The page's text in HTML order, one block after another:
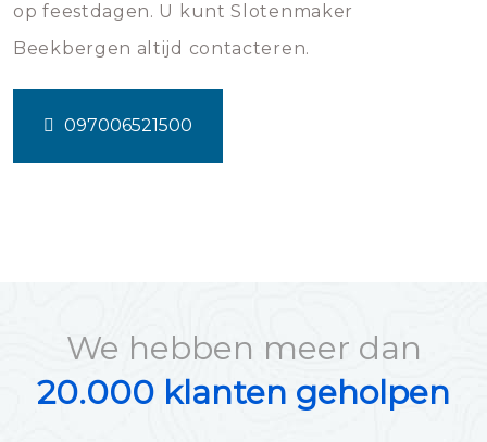
op feestdagen. U kunt Slotenmaker
Beekbergen altijd contacteren.
097006521500
We hebben meer dan
20.000 klanten geholpen